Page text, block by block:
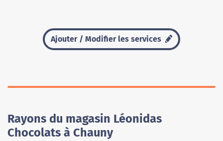
Ajouter / Modifier les services
Rayons du magasin Léonidas
Chocolats à Chauny